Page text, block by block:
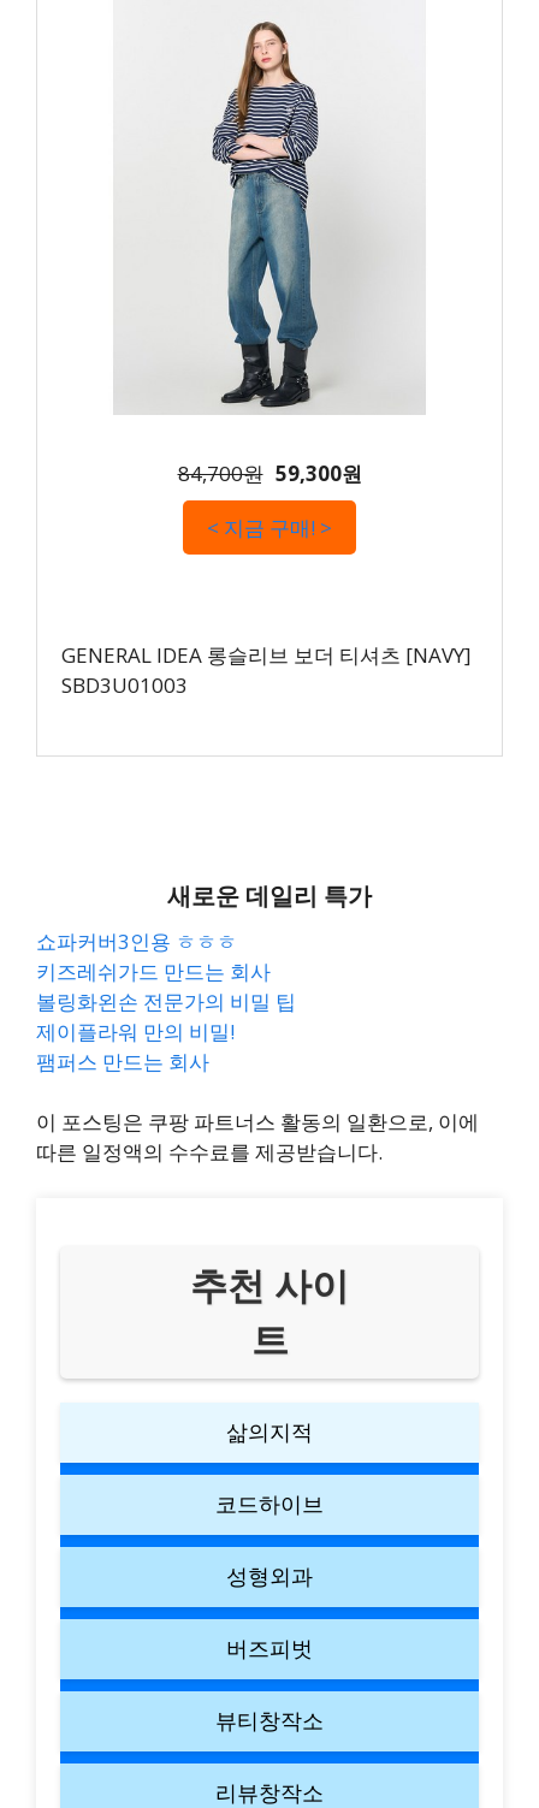
84,700원 59,300원
< 지금 구매! >
GENERAL IDEA 롱슬리브 보더 티셔츠 [NAVY]
SBD3U01003
새로운 데일리 특가
쇼파커버3인용 ㅎㅎㅎ
키즈레쉬가드 만드는 회사
볼링화왼손 전문가의 비밀 팁
제이플라워 만의 비밀!
팸퍼스 만드는 회사
이 포스팅은 쿠팡 파트너스 활동의 일환으로, 이에
따른 일정액의 수수료를 제공받습니다.
추천 사이
트
삶의지적
코드하이브
성형외과
버즈피벗
뷰티창작소
리뷰창작소